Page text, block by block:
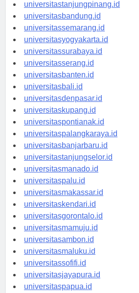
universitastanjungpinang.id
universitasbandung.id
universitassemarang.id
universitasyogyakarta.id
universitassurabaya.id
universitasserang.id
universitasbanten.id
universitasbali.id
universitasdenpasar.id
universitaskupang.id
universitaspontianak.id
universitaspalangkaraya.id
universitasbanjarbaru.id
universitastanjungselor.id
universitasmanado.id
universitaspalu.id
universitasmakassar.id
universitaskendari.id
universitasgorontalo.id
universitasmamuju.id
universitasambon.id
universitasmaluku.id
universitassofifi.id
universitasjayapura.id